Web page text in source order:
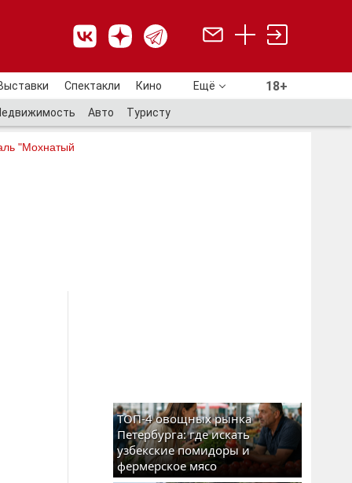
Спектакли Кино Ещё 18+
Авто Туристу
"Мохнатый
ТОП-4 овощных рынка
Петербурга: где искать
узбекские помидоры и
фермерское мясо